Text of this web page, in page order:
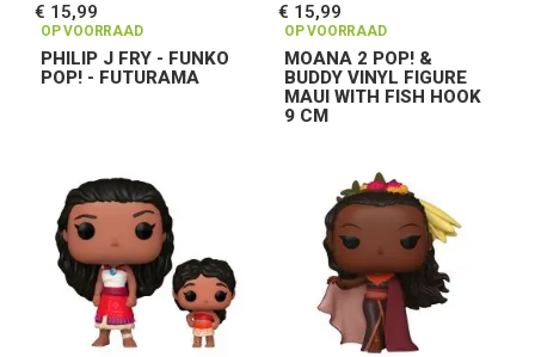
PHILIP J FRY - FUNKO
POP! - FUTURAMA
€ 15,99
OP VOORRAAD
MOANA 2 POP! &
BUDDY VINYL FIGURE
MAUI WITH FISH HOOK
9 CM
€ 15,99
OP VOORRAAD